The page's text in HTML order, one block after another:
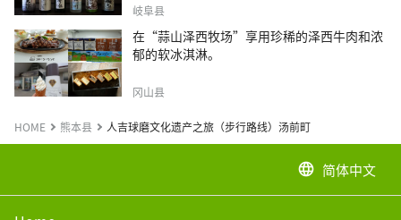
岐阜县
在“蒜山泽西牧场”享用珍稀的泽西牛肉和浓
郁的软冰淇淋。
冈山县
HOME 熊本县 人吉球磨文化遗产之旅（步行路线）汤前町
language 简体中文